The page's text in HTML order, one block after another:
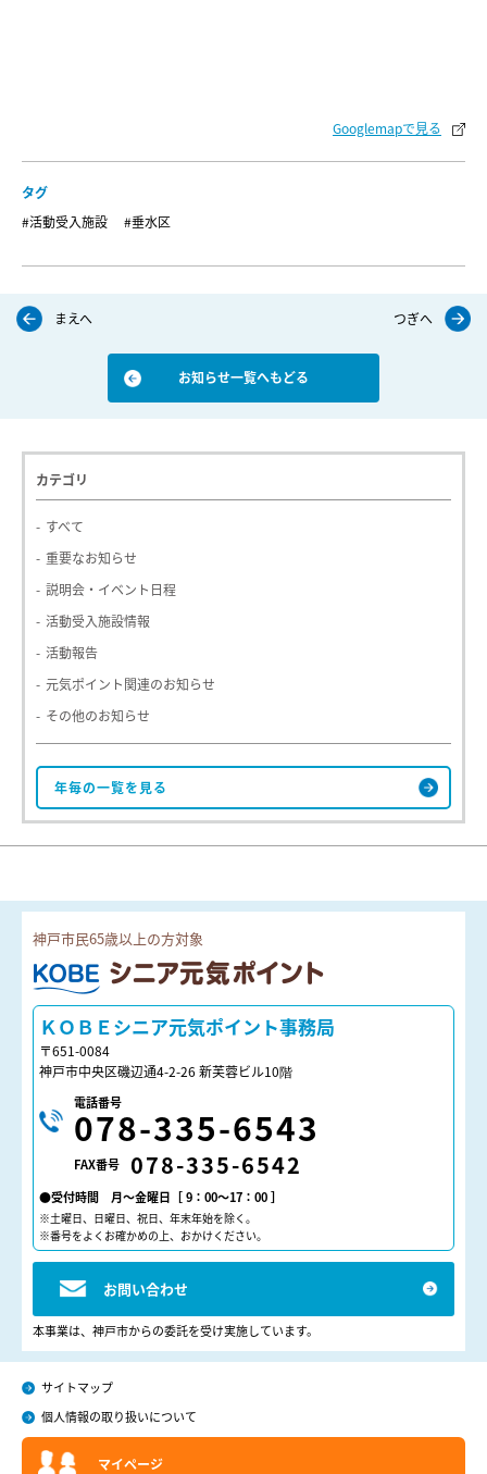
Googlemapで見る
タグ
#活動受入施設
#垂水区
まえへ
お知らせ一覧へもどる
つぎへ
カテゴリ
すべて
重要なお知らせ
説明会・イベント日程
活動受入施設情報
活動報告
元気ポイント関連のお知らせ
その他のお知らせ
神戸市民65歳以上の方対象
ＫＯＢＥシニア元気ポイント
ＫＯＢＥシニア元気ポイント事務局
〒651-0084
神戸市中央区磯辺通4-2-26 新芙蓉ビル10階
電話番号
078-335-6543
FAX番号 078-335-6542
●受付時間 月～金曜日［ 9：00～17：00 ］
※土曜日、日曜日、祝日、年末年始を除く。
※番号をよくお確かめの上、おかけください。
お問い合わせ
本事業は、神戸市からの委託を受け実施しています。
サイトマップ
個人情報の取り扱いについて
マイページ